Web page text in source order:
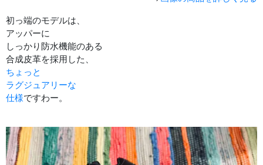
初っ端のモデルは、
アッパーに
しっかり防水機能のある
合成皮革を採用した、
ちょっと
ラグジュアリーな
仕様ですわー。